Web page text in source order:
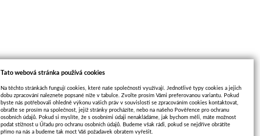
e-shopSun-shop 2.12
Tato webová stránka používá cookies
Na těchto stránkách fungují cookies, které naše společnosti využívají. Jednotlivé typy cookies a jejich
dobu zpracování naleznete popsané níže v tabulce. Zvolte prosím Vámi preferovanou variantu. Pokud
byste nás potřebovali ohledně výkonu vašich práv v souvislosti se zpracováním cookies kontaktovat,
obraťte se prosím na společnost, jejíž stránky procházíte, nebo na našeho Pověřence pro ochranu
osobních údajů. Pokud si myslíte, že s osobními údaji nenakládáme, jak bychom měli, máte možnost
podat stížnost u Úřadu pro ochranu osobních údajů. Budeme však rádi, pokud se nejdříve obrátíte
přímo na nás a budeme tak moct Váš požadavek obratem vyřešit.